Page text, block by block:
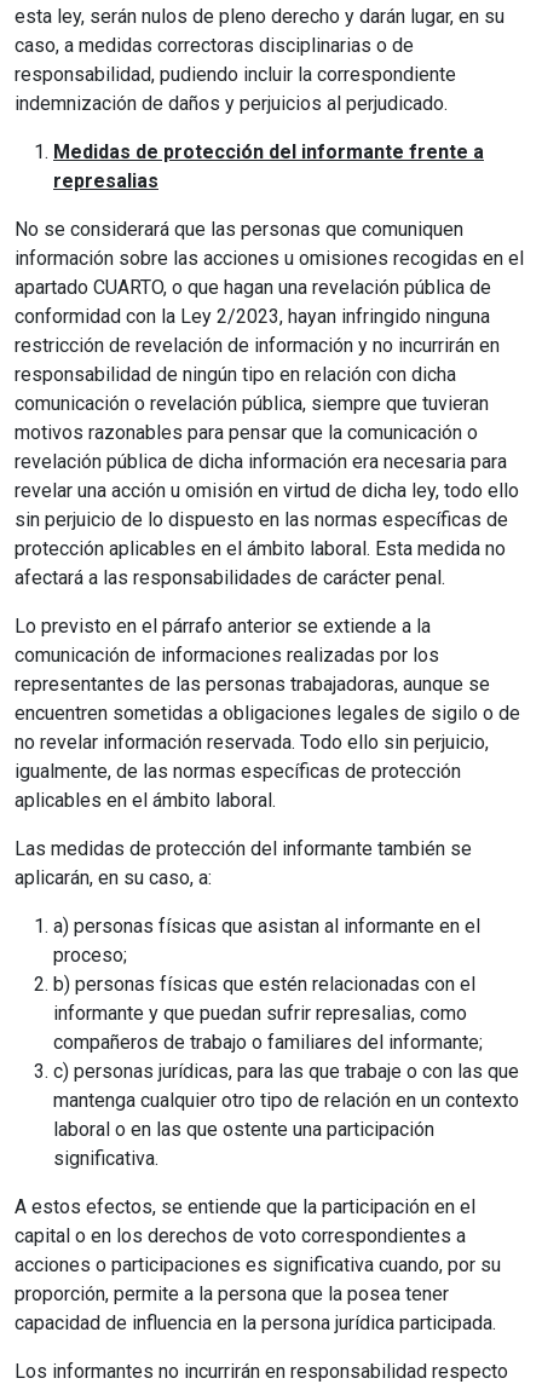
esta ley, serán nulos de pleno derecho y darán lugar, en su
caso, a medidas correctoras disciplinarias o de
responsabilidad, pudiendo incluir la correspondiente
indemnización de daños y perjuicios al perjudicado.
Medidas de protección del informante frente a
represalias
No se considerará que las personas que comuniquen
información sobre las acciones u omisiones recogidas en el
apartado CUARTO, o que hagan una revelación pública de
conformidad con la Ley 2/2023, hayan infringido ninguna
restricción de revelación de información y no incurrirán en
responsabilidad de ningún tipo en relación con dicha
comunicación o revelación pública, siempre que tuvieran
motivos razonables para pensar que la comunicación o
revelación pública de dicha información era necesaria para
revelar una acción u omisión en virtud de dicha ley, todo ello
sin perjuicio de lo dispuesto en las normas específicas de
protección aplicables en el ámbito laboral. Esta medida no
afectará a las responsabilidades de carácter penal.
Lo previsto en el párrafo anterior se extiende a la
comunicación de informaciones realizadas por los
representantes de las personas trabajadoras, aunque se
encuentren sometidas a obligaciones legales de sigilo o de
no revelar información reservada. Todo ello sin perjuicio,
igualmente, de las normas específicas de protección
aplicables en el ámbito laboral.
Las medidas de protección del informante también se
aplicarán, en su caso, a:
a) personas físicas que asistan al informante en el
proceso;
b) personas físicas que estén relacionadas con el
informante y que puedan sufrir represalias, como
compañeros de trabajo o familiares del informante;
c) personas jurídicas, para las que trabaje o con las que
mantenga cualquier otro tipo de relación en un contexto
laboral o en las que ostente una participación
significativa.
A estos efectos, se entiende que la participación en el
capital o en los derechos de voto correspondientes a
acciones o participaciones es significativa cuando, por su
proporción, permite a la persona que la posea tener
capacidad de influencia en la persona jurídica participada.
Los informantes no incurrirán en responsabilidad respecto